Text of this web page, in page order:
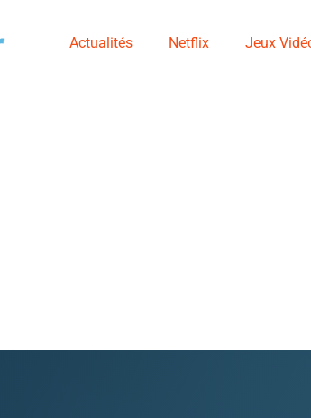
Actualités Netflix Jeux